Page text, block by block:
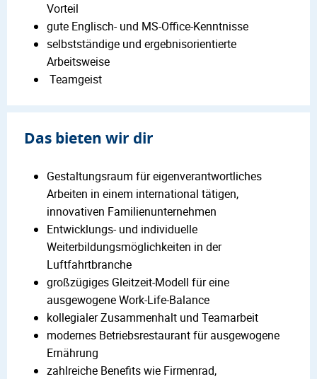
Vorteil
gute Englisch- und MS-Office-Kenntnisse
selbstständige und ergebnisorientierte
Arbeitsweise
Teamgeist
Das bieten wir dir
Gestaltungsraum für eigenverantwortliches
Arbeiten in einem international tätigen,
innovativen Familienunternehmen
Entwicklungs- und individuelle
Weiterbildungsmöglichkeiten in der
Luftfahrtbranche
großzügiges Gleitzeit-Modell für eine
ausgewogene Work-Life-Balance
kollegialer Zusammenhalt und Teamarbeit
modernes Betriebsrestaurant für ausgewogene
Ernährung
zahlreiche Benefits wie Firmenrad,